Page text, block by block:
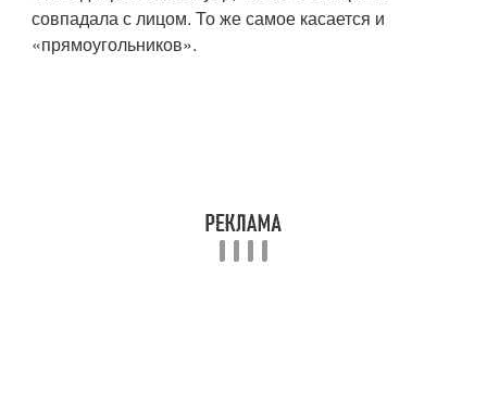
совпадала с лицом. То же самое касается и
«прямоугольников».